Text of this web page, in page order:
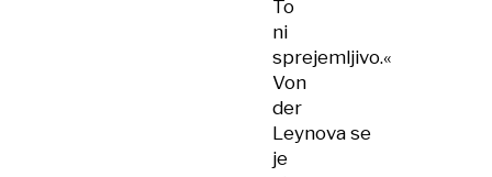
To
ni
sprejemljivo.«
Von
der
Leynova se
je